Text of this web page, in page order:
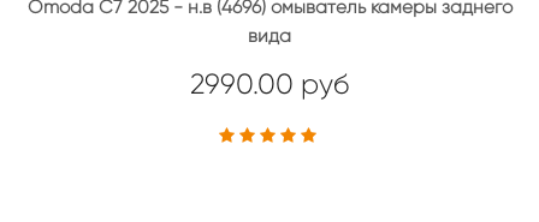
Omoda C7 2025 - н.в (4696) омыватель камеры заднего
вида
2990.00 руб